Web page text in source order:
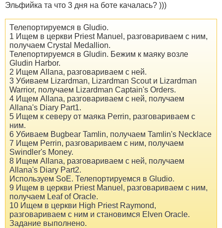
Эльфийка та что 3 дня на боте качалась? )))
Телепортируемся в Gludio.
1 Ищем в церкви Priest Manuel, разговариваем с ним,
получаем Crystal Medallion.
Телепортируемся в Gludin. Бежим к маяку возле
Gludin Harbor.
2 Ищем Allana, разговариваем с ней.
3 Убиваем Lizardman, Lizardman Scout и Lizardman
Warrior, получаем Lizardman Captain's Orders.
4 Ищем Allana, разговариваем с ней, получаем
Allana's Diary Part1.
5 Ищем к северу от маяка Perrin, разговариваем с
ним.
6 Убиваем Bugbear Tamlin, получаем Tamlin's Necklace
7 Ищем Perrin, разговариваем с ним, получаем
Swindler's Money.
8 Ищем Allana, разговариваем с ней, получаем
Allana's Diary Part2.
Используем SoE. Телепортируемся в Gludio.
9 Ищем в церкви Priest Manuel, разговариваем с ним,
получаем Leaf of Oracle.
10 Ищем в церкви High Priest Raymond,
разговариваем с ним и становимся Elven Oracle.
Задание выполнено.